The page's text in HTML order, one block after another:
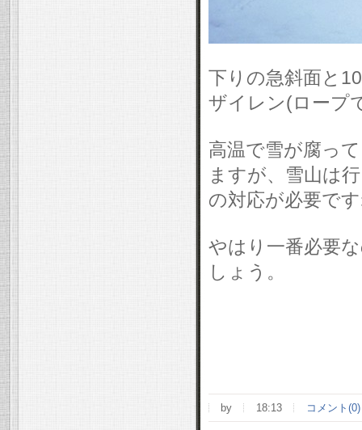
下りの急斜面と
ザイレン(ロープ
高温で雪が腐っ
ますが、雪山は
の対応が必要で
やはり一番必要
しょう。
by 18:13 コメント(0)